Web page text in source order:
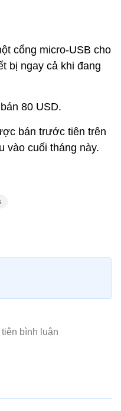
cổng micro-USB cho
bị ngay cả khi đang
80 USD.
bán trước tiên trên
vào cuối tháng này.